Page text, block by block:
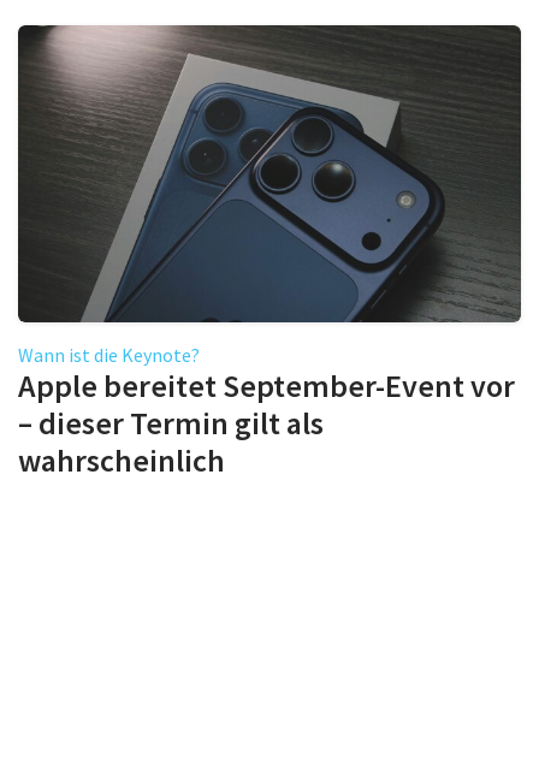
Wann ist die Keynote?
Apple bereitet September-Event vor
– dieser Termin gilt als
wahrscheinlich